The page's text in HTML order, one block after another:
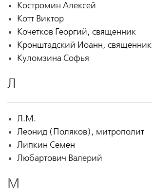
Костромин Алексей
Котт Виктор
Кочетков Георгий, священник
Кронштадский Иоанн, священник
Куломзина Софья
Л
Л.М.
Леонид (Поляков), митрополит
Липкин Семен
Любартович Валерий
М